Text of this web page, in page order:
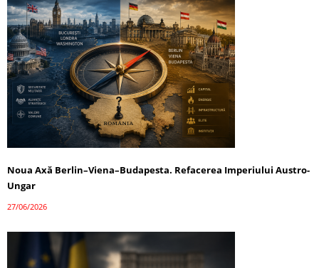
Noua Axă Berlin–Viena–Budapesta. Refacerea Imperiului Austro-
Ungar
27/06/2026